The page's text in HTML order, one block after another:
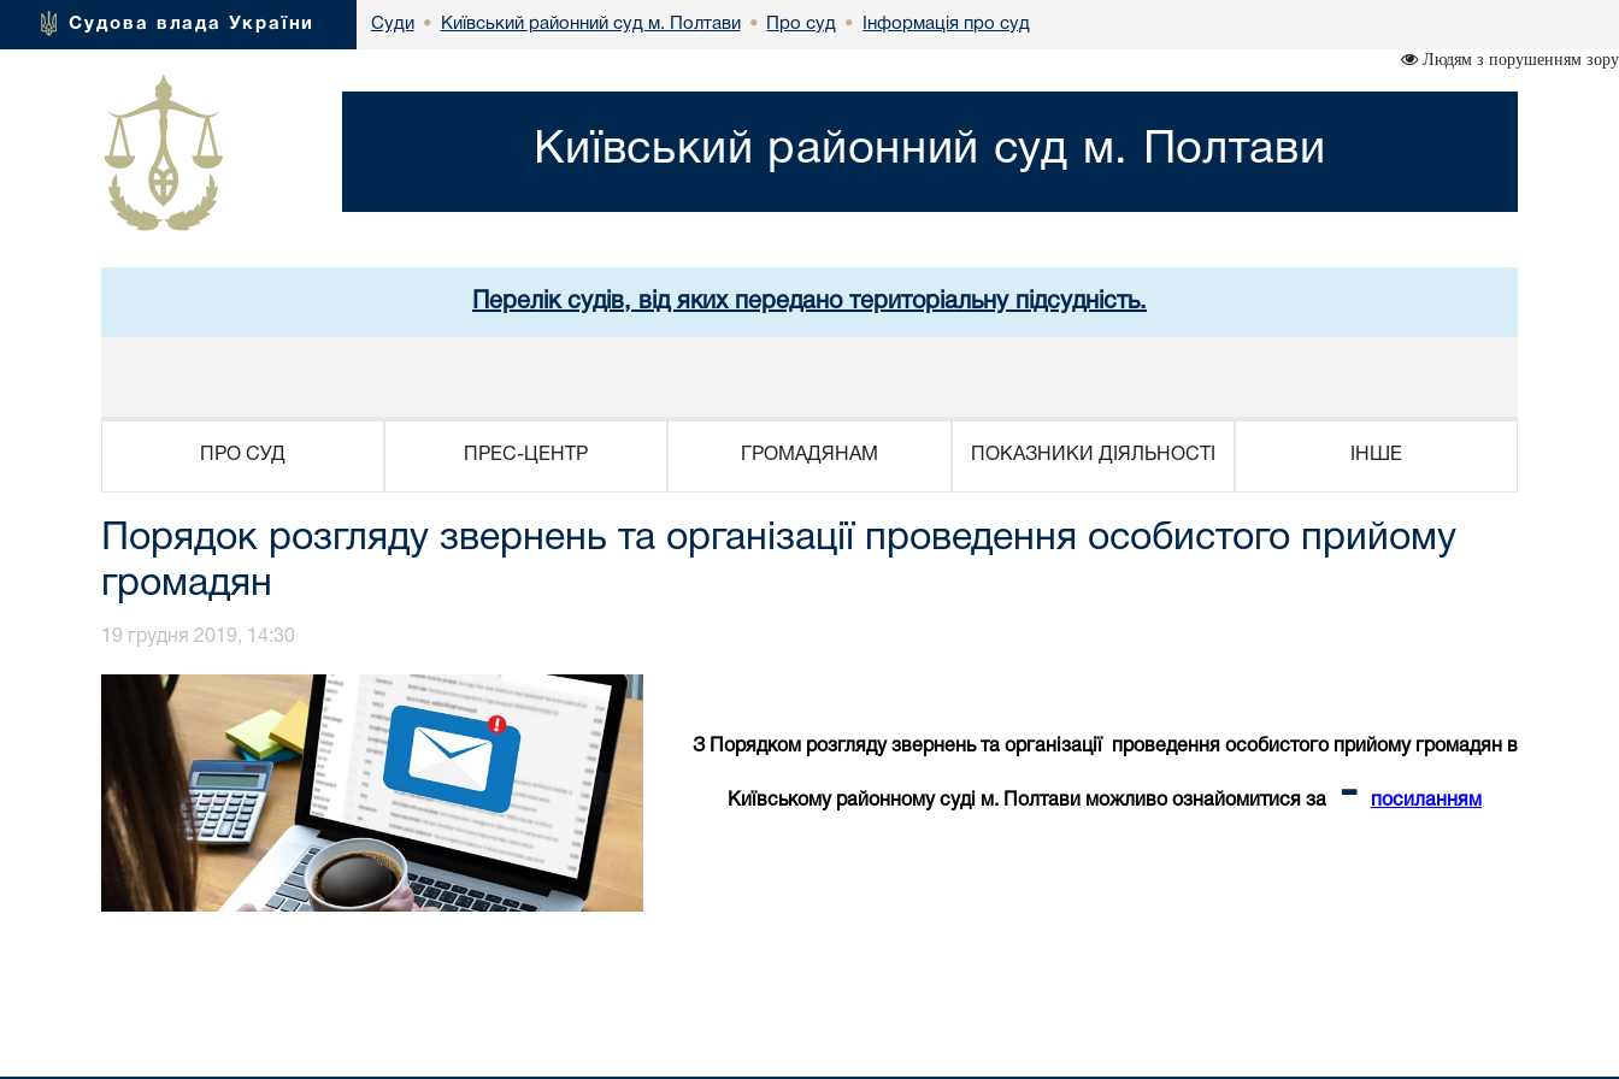
Судова влада України Суди • Київський районний суд м. Полтави • Про суд • Інформація про суд
Людям з порушенням зору
Київський районний суд м. Полтави
Перелік судів, від яких передано територіальну підсудність.
ПРО СУД ПРЕС-ЦЕНТР ГРОМАДЯНАМ ПОКАЗНИКИ ДІЯЛЬНОСТІ ІНШЕ
Порядок розгляду звернень та організації проведення особистого прийому
громадян
19 грудня 2019, 14:30
З Порядком розгляду звернень та організації проведення особистого прийому громадян в
Київському районному суді м. Полтави можливо ознайомитися за - посиланням